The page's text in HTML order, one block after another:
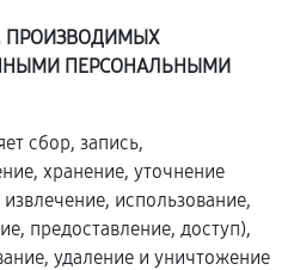
ПРОИЗВОДИМЫХ
ПЕРСОНАЛЬНЫМИ
сбор, запись,
хранение, уточнение
использование,
предоставление, доступ),
удаление и уничтожение